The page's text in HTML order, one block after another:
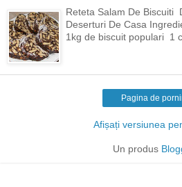
Reteta Salam De Biscuiti
Deserturi De Casa
1kg de biscuit populari 1
Pagina de
Afișați versiunea
Un produs